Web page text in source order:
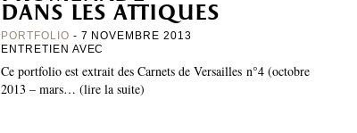
dans les attiques
PORTFOLIO - 7 NOVEMBRE 2013
ENTRETIEN AVEC
Ce portfolio est extrait des Carnets de Versailles n°4 (octobre
2013 – mars… (lire la suite)